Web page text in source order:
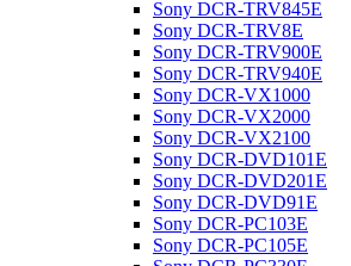
Sony DCR-TRV845E
Sony DCR-TRV8E
Sony DCR-TRV900E
Sony DCR-TRV940E
Sony DCR-VX1000
Sony DCR-VX2000
Sony DCR-VX2100
Sony DCR-DVD101E
Sony DCR-DVD201E
Sony DCR-DVD91E
Sony DCR-PC103E
Sony DCR-PC105E